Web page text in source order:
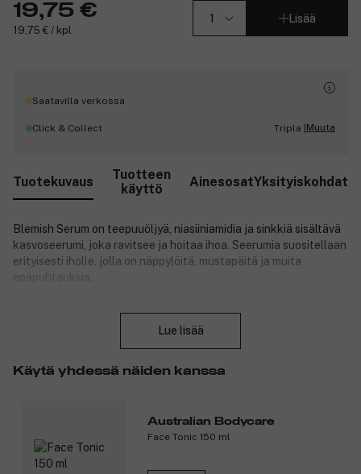
19,75 €
19,75 € / kpl
Lisää
Saatavilla verkossa
Click & Collect Tripla |Muuta
Tuotekuvaus
Tuotteen
käyttö
AinesosatYksityiskohdat
Blemish Serum on teepuuöljyä, niasiiniamidia ja sinkkiä sisältävä
kasvoseerumi, joka ravitsee ja hoitaa ihoa. Seerumia suositellaan
erityisesti iholle, jolla on näppylöitä, mustapäitä ja muita
epäpuhtauksia.
Serum sopii kaikille ihotyypeille - myös herkälle iholle - ja sitä
voivat käyttää sekä naiset että miehet.
On suositeltavaa käyttää Blemish Serumia yhdessä muiden
Tuotenumero: 3223960
Lue lisää
Käytä yhdessä näiden kanssa
Australian Bodycare
Face Tonic 150 ml